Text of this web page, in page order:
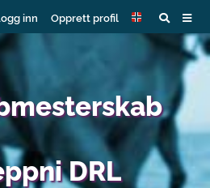
inn Opprett profil
DRL